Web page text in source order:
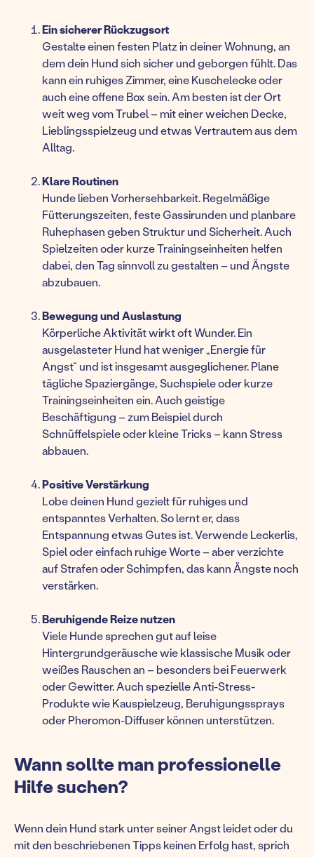
Ein sicherer Rückzugsort
Gestalte einen festen Platz in deiner Wohnung, an
dem dein Hund sich sicher und geborgen fühlt. Das
kann ein ruhiges Zimmer, eine Kuschelecke oder
auch eine offene Box sein. Am besten ist der Ort
weit weg vom Trubel – mit einer weichen Decke,
Lieblingsspielzeug und etwas Vertrautem aus dem
Alltag.
Klare Routinen
Hunde lieben Vorhersehbarkeit. Regelmäßige
Fütterungszeiten, feste Gassirunden und planbare
Ruhephasen geben Struktur und Sicherheit. Auch
Spielzeiten oder kurze Trainingseinheiten helfen
dabei, den Tag sinnvoll zu gestalten – und Ängste
abzubauen.
Bewegung und Auslastung
Körperliche Aktivität wirkt oft Wunder. Ein
ausgelasteter Hund hat weniger „Energie für
Angst“ und ist insgesamt ausgeglichener. Plane
tägliche Spaziergänge, Suchspiele oder kurze
Trainingseinheiten ein. Auch geistige
Beschäftigung – zum Beispiel durch
Schnüffelspiele oder kleine Tricks – kann Stress
abbauen.
Positive Verstärkung
Lobe deinen Hund gezielt für ruhiges und
entspanntes Verhalten. So lernt er, dass
Entspannung etwas Gutes ist. Verwende Leckerlis,
Spiel oder einfach ruhige Worte – aber verzichte
auf Strafen oder Schimpfen, das kann Ängste noch
verstärken.
Beruhigende Reize nutzen
Viele Hunde sprechen gut auf leise
Hintergrundgeräusche wie klassische Musik oder
weißes Rauschen an – besonders bei Feuerwerk
oder Gewitter. Auch spezielle Anti-Stress-
Produkte wie Kauspielzeug, Beruhigungssprays
oder Pheromon-Diffuser können unterstützen.
Wann sollte man professionelle
Hilfe suchen?
Wenn dein Hund stark unter seiner Angst leidet oder du
mit den beschriebenen Tipps keinen Erfolg hast, sprich